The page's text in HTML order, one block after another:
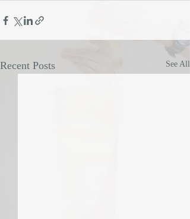
Recent Posts See All